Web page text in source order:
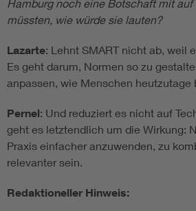
Hamburg noch eine Botschaft mit auf
müssten, wie würde sie lauten?
Lazarte: Lehnt SMART nicht ab, weil
Es geht darum, Normen so zu
anpassen, wie Menschen heutzutage
Pernel: Und reduziert es nicht auf
geht es letztendlich um die Wirkung:
Praxis einfacher anzuwenden, zu
relevanter sein.
Redaktioneller Hinweis: